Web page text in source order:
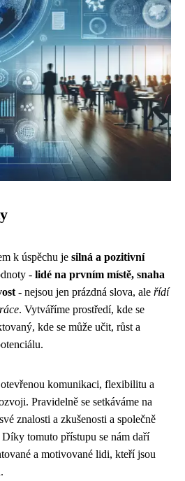
k úspěchu je silná a pozitivní
- lidé na prvním místě, snaha
- nejsou jen prázdná slova, ale řídí
. Vytváříme prostředí, kde se
kde se může učit, růst a
komunikaci, flexibilitu a
Pravidelně se setkáváme na
znalosti a zkušenosti a společně
Díky tomuto přístupu se nám daří
a motivované lidi, kteří jsou